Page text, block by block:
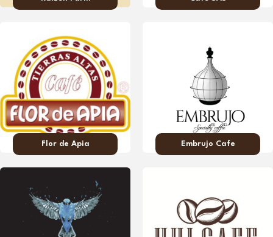
Flor de Apia Embrujo Cafe